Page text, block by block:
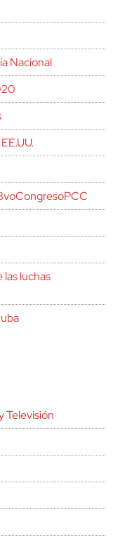
Nacional
las luchas
Televisión